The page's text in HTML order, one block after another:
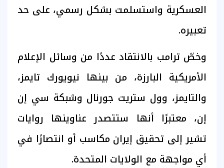
العسكرية واستسلمت بشكل رسمي، على حد
تعبيره.
وخصّ ترامب بالانتقاد عددًا من وسائل الإعلام
الأمريكية البارزة، من بينها نيويورك تايمز،
والتايمز، وول ستريت جورنال وشبكة سي إن
إن، معتبرًا أنها ستتصدر عناوينها روايات
تشير إلى تحقيق إيران مكاسب أو انتصارًا في
أي مواجهة مع الولايات المتحدة.